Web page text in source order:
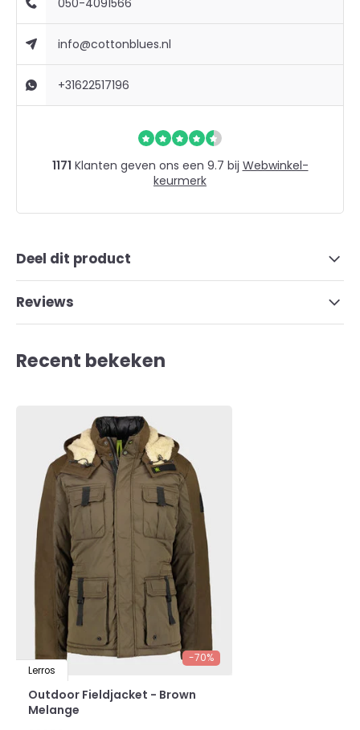
050-4091566
info@cottonblues.nl
+31622517196
1171 Klanten geven ons een 9.7 bij Webwinkel-
keurmerk
Deel dit product
Reviews
Recent bekeken
-70%
Lerros
Outdoor Fieldjacket - Brown
Melange